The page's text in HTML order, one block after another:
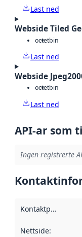
Last ned
Webside Tiled
octetbin
Last ned
Webside
octetbin
Last ned
API-ar som
Ingen registrerte
Kontaktpunkt
Nettside: